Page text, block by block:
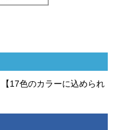
17色のカラーに込められ